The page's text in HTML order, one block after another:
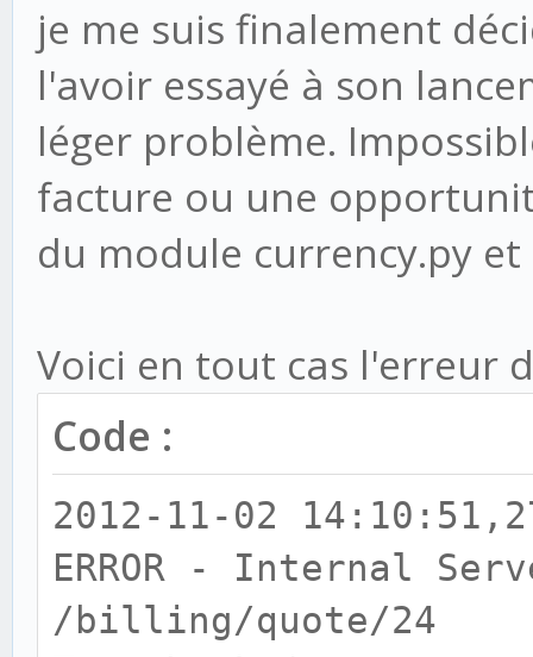
je me suis finalement
l'avoir essayé à son
léger problème.
facture ou une
du module currency.py
Voici en tout cas l'erreur
Code :
2012-11-02
ERROR - Internal
/billing/quote/24